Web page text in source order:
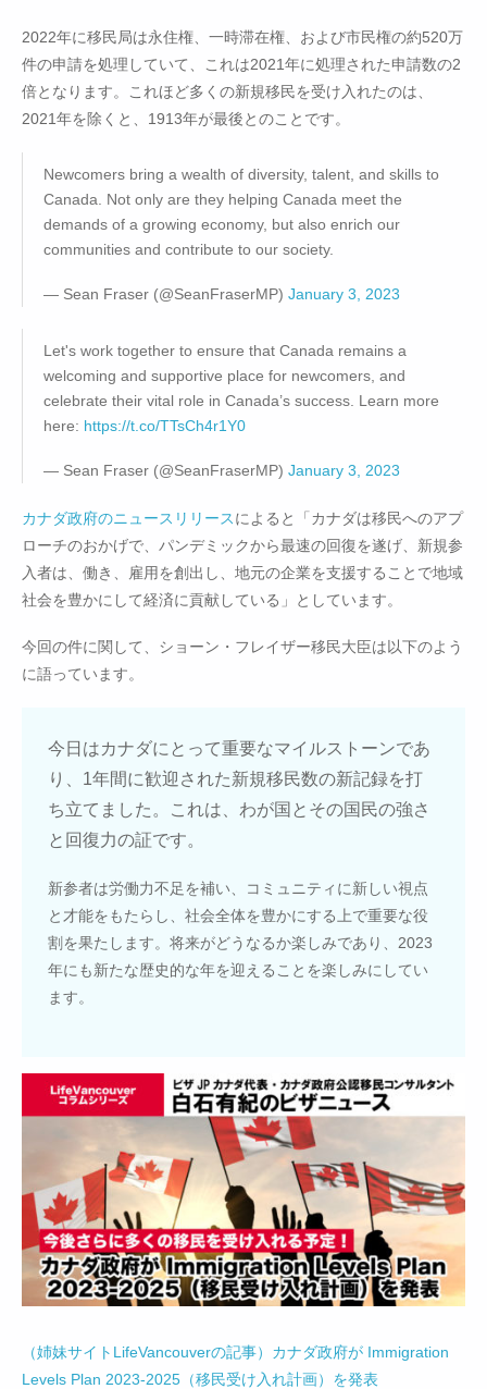
2022年に移民局は永住権、一時滞在権、および市民権の約520万
件の申請を処理していて、これは2021年に処理された申請数の2
倍となります。これほど多くの新規移民を受け入れたのは、
2021年を除くと、1913年が最後とのことです。
Newcomers bring a wealth of diversity, talent, and skills to
Canada. Not only are they helping Canada meet the
demands of a growing economy, but also enrich our
communities and contribute to our society.
— Sean Fraser (@SeanFraserMP) January 3, 2023
Let's work together to ensure that Canada remains a
welcoming and supportive place for newcomers, and
celebrate their vital role in Canada’s success. Learn more
here: https://t.co/TTsCh4r1Y0
— Sean Fraser (@SeanFraserMP) January 3, 2023
カナダ政府のニュースリリースによると「カナダは移民へのアプ
ローチのおかげで、パンデミックから最速の回復を遂げ、新規参
入者は、働き、雇用を創出し、地元の企業を支援することで地域
社会を豊かにして経済に貢献している」としています。
今回の件に関して、ショーン・フレイザー移民大臣は以下のよう
に語っています。
今日はカナダにとって重要なマイルストーンであ
り、1年間に歓迎された新規移民数の新記録を打
ち立てました。これは、わが国とその国民の強さ
と回復力の証です。
新参者は労働力不足を補い、コミュニティに新しい視点
と才能をもたらし、社会全体を豊かにする上で重要な役
割を果たします。将来がどうなるか楽しみであり、2023
年にも新たな歴史的な年を迎えることを楽しみにしてい
ます。
（姉妹サイトLifeVancouverの記事）カナダ政府が Immigration
Levels Plan 2023-2025（移民受け入れ計画）を発表